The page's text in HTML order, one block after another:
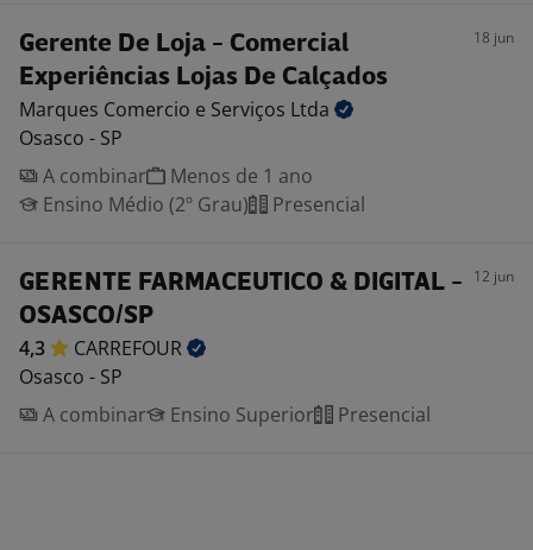
Gerente De Loja - Comercial
Experiências Lojas De Calçados
18 jun
Marques Comercio e Serviços Ltda
Osasco - SP
A combinar
Menos de 1 ano
Ensino Médio (2º Grau)
Presencial
GERENTE FARMACEUTICO & DIGITAL -
OSASCO/SP
12 jun
4,3
CARREFOUR
Osasco - SP
A combinar
Ensino Superior Presencial